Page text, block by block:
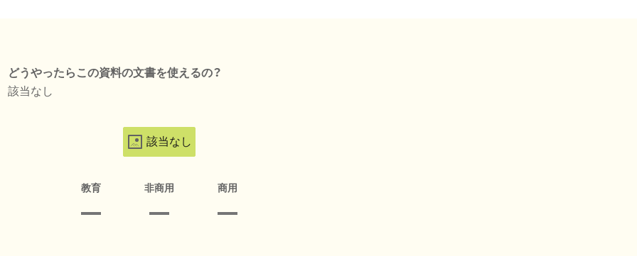
どうやったらこの資料の文書を使えるの？
該当なし
該当なし
教育 非商用 商用